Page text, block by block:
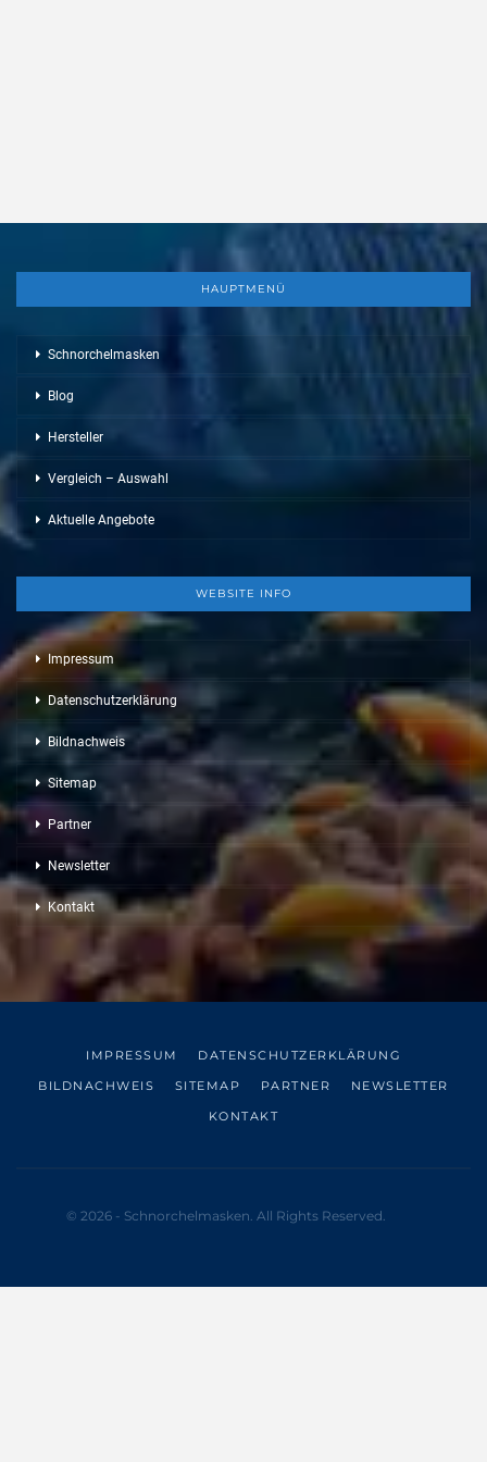
HAUPTMENÜ
Schnorchelmasken
Blog
Hersteller
Vergleich – Auswahl
Aktuelle Angebote
WEBSITE INFO
Impressum
Datenschutzerklärung
Bildnachweis
Sitemap
Partner
Newsletter
Kontakt
IMPRESSUM
DATENSCHUTZERKLÄRUNG
BILDNACHWEIS
SITEMAP PARTNER
NEWSLETTER
KONTAKT
© 2026 - Schnorchelmasken. All Rights Reserved.